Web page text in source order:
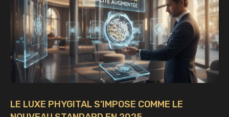
LE LUXE PHYGITAL S’IMPOSE COMME LE